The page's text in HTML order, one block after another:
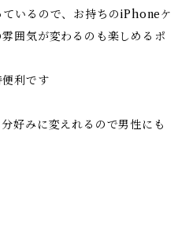
いるので、お持ちのiPhoneケ
囲気が変わるのも楽しめるポ
利です
好みに変えれるので男性にも